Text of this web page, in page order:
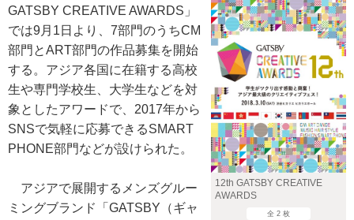
12th GATSBY CREATIVE
AWARDS
全 2 枚
GATSBY CREATIVE AWARDS」
では9月1日より、7部門のうちCM
部門とART部門の作品募集を開始
する。アジア各国に在籍する高校
生や専門学校生、大学生などを対
象としたアワードで、2017年から
SNSで気軽に応募できるSMART
PHONE部門などが設けられた。
アジアで展開するメンズグルー
ミングブランド「GATSBY（ギャ